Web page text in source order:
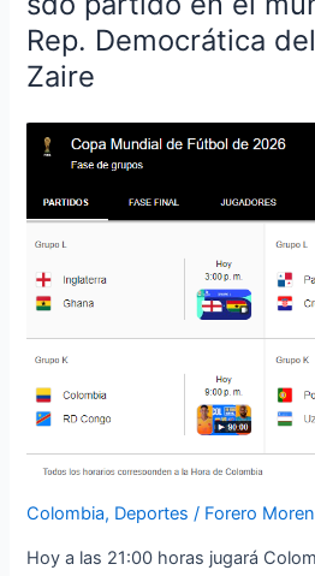
Rep. Democrática
Zaire
Colombia, Deportes / Forero
Hoy a las 21:00 horas jugará
las
21:00
Colombia
su
partido
en
el
mundial
2026
vs
Rep.
Democrática
del
Congo
Zaire